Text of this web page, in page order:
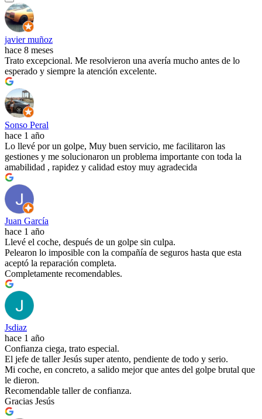
javier muñoz
hace 8 meses
Trato excepcional. Me resolvieron una avería mucho antes de lo
esperado y siempre la atención excelente.
Sonso Peral
hace 1 año
Lo llevé por un golpe, Muy buen servicio, me facilitaron las
gestiones y me solucionaron un problema importante con toda la
amabilidad , rapidez y calidad estoy muy agradecida
Juan García
hace 1 año
Llevé el coche, después de un golpe sin culpa.
Pelearon lo imposible con la compañía de seguros hasta que esta
aceptó la reparación completa.
Completamente recomendables.
Jsdiaz
hace 1 año
Confianza ciega, trato especial.
El jefe de taller Jesús super atento, pendiente de todo y serio.
Mi coche, en concreto, a salido mejor que antes del golpe brutal que
le dieron.
Recomendable taller de confianza.
Gracias Jesús